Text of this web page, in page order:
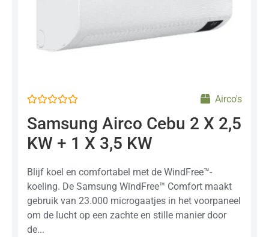
0
uit
5
Airco's
Samsung Airco Cebu 2 X 2,5
KW + 1 X 3,5 KW
Blijf koel en comfortabel met de WindFree™-
koeling. De Samsung WindFree™ Comfort maakt
gebruik van 23.000 microgaatjes in het voorpaneel
om de lucht op een zachte en stille manier door
de...